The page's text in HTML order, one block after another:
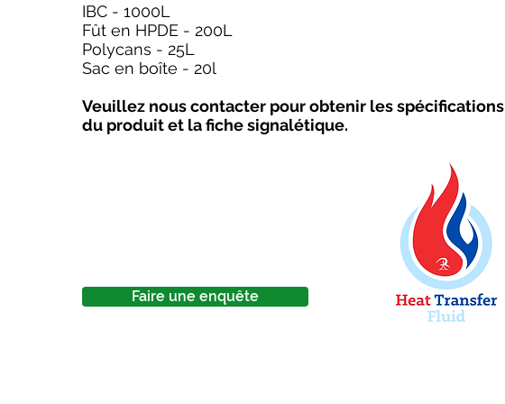
IBC - 1000L
Fût en HPDE - 200L
Polycans - 25L
Sac en boîte - 20l
Veuillez nous contacter pour obtenir les spécifications
du produit et la fiche signalétique.
Faire une enquête